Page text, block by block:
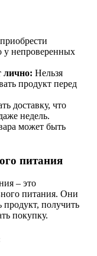
у непроверенных
лично: Нельзя
продукт перед
доставку, что
недель.
может быть
питания
– это
питания. Они
получить
покупку.